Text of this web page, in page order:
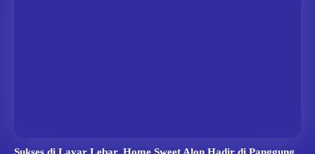
Sukses di Layar Lebar, Home Sweet Alon Hadir di Panggung